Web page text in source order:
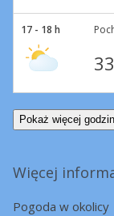
17 - 18 h
Pokaż więcej godzin
Więcej
Pogoda w okolicy